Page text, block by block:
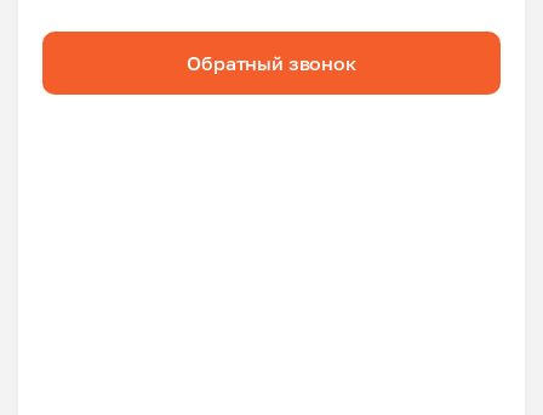
Обратный звонок